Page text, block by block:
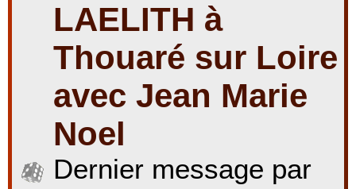
LAELITH à
Thouaré sur Loire
avec Jean Marie
Noel
Dernier message par